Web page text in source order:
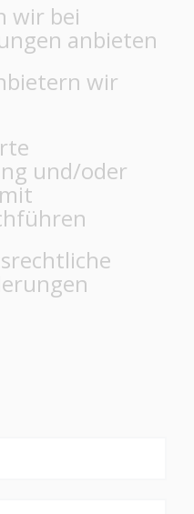
wir bei
anbieten
wir
und/oder